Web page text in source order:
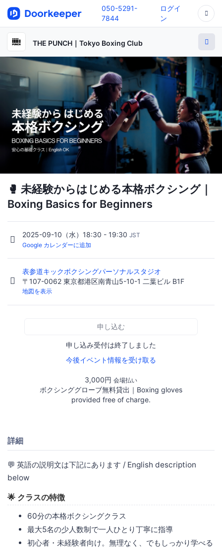
050-5291-
7844
ログイ
ン
THE PUNCH｜Tokyo Boxing Club
🥊 未経験からはじめる本格ボクシング｜
Boxing Basics for Beginners
2025-09-10（水）18:30 - 19:30 JST
Google カレンダーに追加
表参道キックボクシングパーソナルスタジオ
〒107-0062 東京都港区南青山5-10-1 二葉ビル B1F
地図を表示
申し込む
申し込み受付は終了しました
今後イベント情報を受け取る
3,000円 会場払い
ボクシンググローブ無料貸出｜Boxing gloves
provided free of charge.
詳細
💬 英語の説明文は下記にあります / English description
below
🌟 クラスの特徴
60分の本格ボクシングクラス
最大5名の少人数制で一人ひとり丁寧に指導
初心者・未経験者向け。無理なく、でもしっかり学べる